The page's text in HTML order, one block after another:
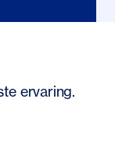
ervaring.